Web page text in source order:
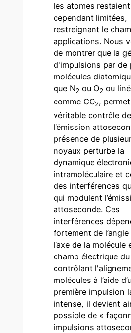
les atomes restaient
cependant limitées,
restreignant le
applications. Nous
de montrer que la
d'impulsions par de
molécules
que N2 ou O2 ou
comme CO2,
véritable contrôle de
l’émission
présence de
noyaux perturbe la
dynamique
intramoléculaire et
des interférences
qui modulent
attoseconde. Ces
interférences
fortement de
l’axe de la molécule
champ électrique du
contrôlant
molécules à l’aide
première impulsion
intense, il devient
possible de «
impulsions